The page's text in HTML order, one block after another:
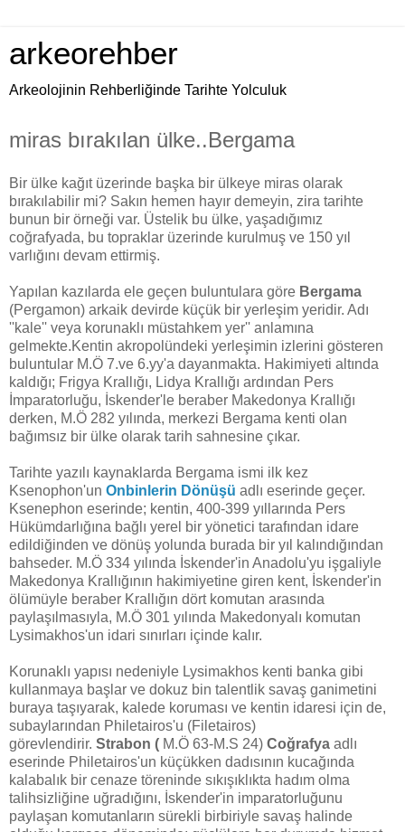
arkeorehber
Arkeolojinin Rehberliğinde Tarihte Yolculuk
miras bırakılan ülke..Bergama
Bir ülke kağıt üzerinde başka bir ülkeye miras olarak
bırakılabilir mi? Sakın hemen hayır demeyin, zira tarihte
bunun bir örneği var. Üstelik bu ülke, yaşadığımız
coğrafyada, bu topraklar üzerinde kurulmuş ve 150 yıl
varlığını devam ettirmiş.
Yapılan kazılarda ele geçen buluntulara göre Bergama
(Pergamon) arkaik devirde küçük bir yerleşim yeridir. Adı
''kale'' veya korunaklı müstahkem yer'' anlamına
gelmekte.Kentin akropolündeki yerleşimin izlerini gösteren
buluntular M.Ö 7.ve 6.yy'a dayanmakta. Hakimiyeti altında
kaldığı; Frigya Krallığı, Lidya Krallığı ardından Pers
İmparatorluğu, İskender'le beraber Makedonya Krallığı
derken, M.Ö 282 yılında, merkezi Bergama kenti olan
bağımsız bir ülke olarak tarih sahnesine çıkar.
Tarihte yazılı kaynaklarda Bergama ismi ilk kez
Ksenophon'un Onbinlerin Dönüşü adlı eserinde geçer.
Ksenephon eserinde; kentin, 400-399 yıllarında Pers
Hükümdarlığına bağlı yerel bir yönetici tarafından idare
edildiğinden ve dönüş yolunda burada bir yıl kalındığından
bahseder. M.Ö 334 yılında İskender'in Anadolu'yu işgaliyle
Makedonya Krallığının hakimiyetine giren kent, İskender'in
ölümüyle beraber Krallığın dört komutan arasında
paylaşılmasıyla, M.Ö 301 yılında Makedonyalı komutan
Lysimakhos'un idari sınırları içinde kalır.
Korunaklı yapısı nedeniyle Lysimakhos kenti banka gibi
kullanmaya başlar ve dokuz bin talentlik savaş ganimetini
buraya taşıyarak, kalede koruması ve kentin idaresi için de,
subaylarından Philetairos'u (Filetairos)
görevlendirir. Strabon ( M.Ö 63-M.S 24) Coğrafya adlı
eserinde Philetairos'un küçükken dadısının kucağında
kalabalık bir cenaze töreninde sıkışıklıkta hadım olma
talihsizliğine uğradığını, İskender'in imparatorluğunu
paylaşan komutanların sürekli birbiriyle savaş halinde